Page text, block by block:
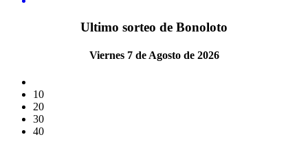
Ultimo sorteo de Bonoloto
Viernes 7 de Agosto de 2026
10
20
30
40